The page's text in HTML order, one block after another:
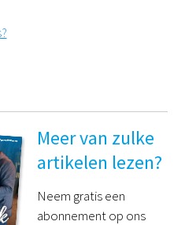
Meer van zulke
artikelen lezen?
Neem gratis een
abonnement op ons